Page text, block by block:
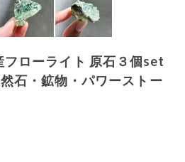
フローライト 原石３個set
・鉱物・パワーストー